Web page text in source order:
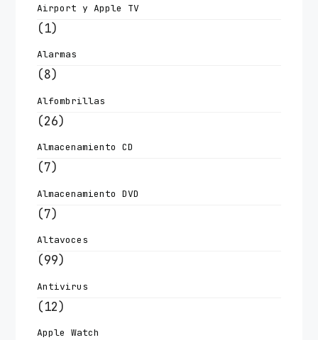
Airport y Apple TV
(1)
Alarmas
(8)
Alfombrillas
(26)
Almacenamiento CD
(7)
Almacenamiento DVD
(7)
Altavoces
(99)
Antivirus
(12)
Apple Watch